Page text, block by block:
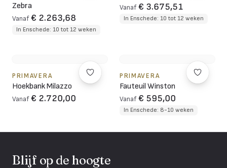
Zebra
Vanaf € 2.263,68
In Enschede: 10 tot 12 weken
Vanaf € 3.675,51
In Enschede: 10 tot 12 weken
PRIMAVERA
Hoekbank Milazzo
Vanaf € 2.720,00
PRIMAVERA
Fauteuil Winston
Vanaf € 595,00
In Enschede: 8-10 weken
Blijf op de hoogte